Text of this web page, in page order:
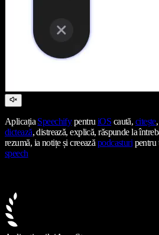
AplicațiaSpeechifypentruiOS caută, citește,
dictează, distrează, explică, răspunde la
rezumă, ia notițe și creeazăpodcasturipentru
speech